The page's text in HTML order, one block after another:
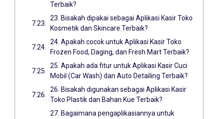
Terbaik?
23. Bisakah dipakai sebagai Aplikasi Kasir Toko
Kosmetik dan Skincare Terbaik?
24. Apakah cocok untuk Aplikasi Kasir Toko
Frozen Food, Daging, dan Fresh Mart Terbaik?
25. Apakah ada fitur untuk Aplikasi Kasir Cuci
Mobil (Car Wash) dan Auto Detailing Terbaik?
26. Bisakah digunakan sebagai Aplikasi Kasir
Toko Plastik dan Bahan Kue Terbaik?
27. Bagaimana pengaplikasiannya untuk